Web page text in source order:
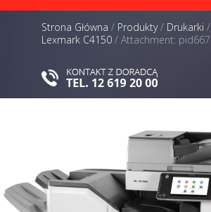
Strona Główna / Produkty/ Drukarki /
Lexmark C4150 / Attachment: pid667